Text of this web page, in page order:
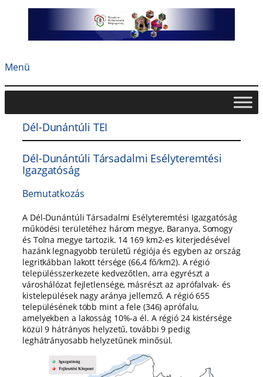
Menü
Dél-Dunántúli TEI
Dél-Dunántúli Társadalmi Esélyteremtési
Igazgatóság
Bemutatkozás
A Dél-Dunántúli Társadalmi Esélyteremtési Igazgatóság
működési területéhez három megye, Baranya, Somogy
és Tolna megye tartozik. 14 169 km2-es kiterjedésével
hazánk legnagyobb területű régiója és egyben az ország
legritkábban lakott térsége (66,4 fő/km2). A régió
településszerkezete kedvezőtlen, arra egyrészt a
városhálózat fejletlensége, másrészt az aprófalvak- és
kistelepülések nagy aránya jellemző. A régió 655
településének több mint a fele (346) aprófalu,
amelyekben a lakosság 10%-a él. A régió 24 kistérsége
közül 9 hátrányos helyzetű, további 9 pedig
leghátrányosabb helyzetűnek minősül.